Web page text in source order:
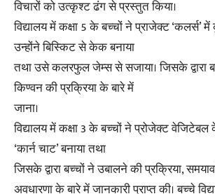
विचारों को उत्कृश्ट ढंग से प्रस्तुत किया।
विद्यालय में कक्षा 5 के बच्चों ने प्राजेक्ट
उन्होंने बिस्किट से केक बनाया
तथा उसे कलरफुल जेम्स से सजाया। जिसके द्वारा
किण्वन की प्रक्रिया के बारे में
जाना।
विद्यालय में कक्षा 3 के बच्चों ने प्रोजेक्ट
‘कार्न चाट’ बनाया तथा
जिसके द्वारा बच्चों ने उबालने की प्रक्रिया,
अवधारणा के बारे में जानकारी प्राप्त की। बच्चे